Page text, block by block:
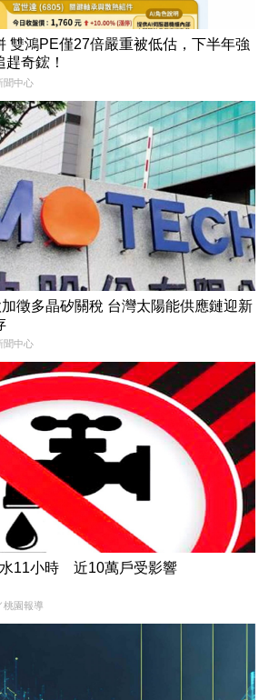
雙鴻PE僅27倍嚴重被低估，下半年強
奇鋐！
聞中心
徵多晶矽關稅 台灣太陽能供應鏈迎新
聞中心
11小時 近10萬戶受影響
桃園報導